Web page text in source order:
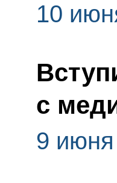
10
с
9 июня